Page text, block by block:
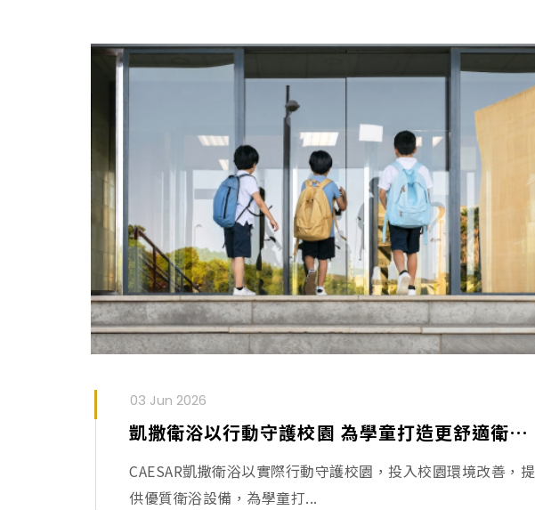
03 Jun 2026
凱撒衛浴以行動守護校園 為學童打造更舒適衛廁空間
CAESAR凱撒衛浴以實際行動守護校園，投入校園環境改善，提
供優質衛浴設備，為學童打...